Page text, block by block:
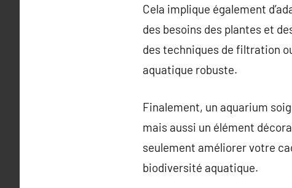
Cela implique également
des besoins des plantes et
des techniques de filtration
aquatique robuste.
Finalement, un aquarium
mais aussi un élément
seulement améliorer votre
biodiversité aquatique.